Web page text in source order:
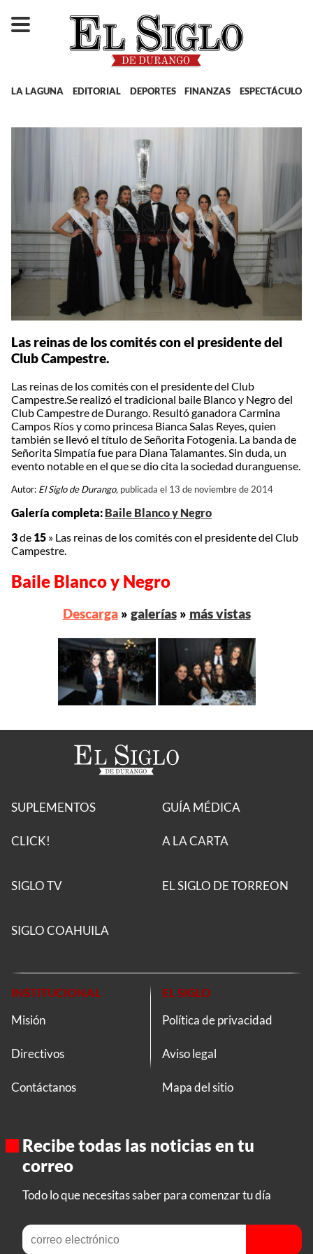
LA LAGUNA EDITORIAL DEPORTES FINANZAS ESPECTÁCULOS
Las reinas de los comités con el presidente del
Club Campestre.
Las reinas de los comités con el presidente del Club
Campestre.Se realizó el tradicional baile Blanco y Negro del
Club Campestre de Durango. Resultó ganadora Carmina
Campos Ríos y como princesa Bianca Salas Reyes, quien
también se llevó el título de Señorita Fotogenia. La banda de
Señorita Simpatía fue para Diana Talamantes. Sin duda, un
evento notable en el que se dio cita la sociedad duranguense.
Autor: El Siglo de Durango, publicada el 13 de noviembre de 2014
Galería completa: Baile Blanco y Negro
3de 15 » Las reinas de los comités con el presidente del Club
Campestre.
Baile Blanco y Negro
Descarga» galerías» más vistas
SUPLEMENTOS
CLICK!
GUÍA MÉDICA
A LA CARTA
SIGLO TV EL SIGLO DE TORREON
SIGLO COAHUILA
INSTITUCIONAL
Misión
Directivos
Contáctanos
EL SIGLO
Política de privacidad
Aviso legal
Mapa del sitio
Recibe todas las noticias en tu
correo
Todo lo que necesitas saber para comenzar tu día